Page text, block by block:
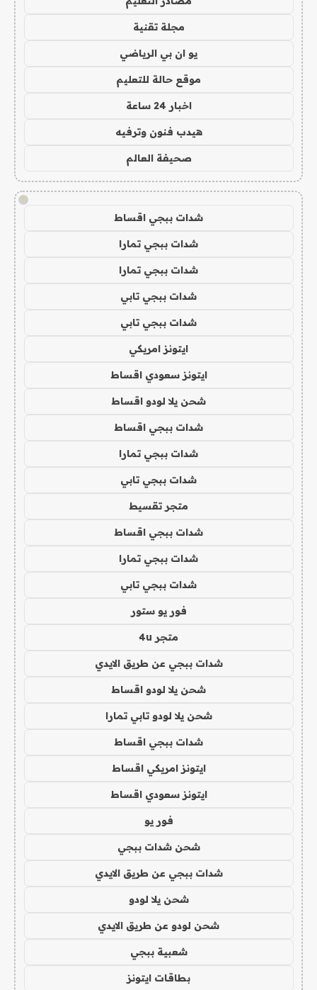
مجلة تقنية
يو ان بي الرياضي
موقع حالة للتعليم
اخبار 24 ساعة
هيدب فنون وترفيه
صحيفة العالم
!
شدات ببجي اقساط
شدات ببجي تمارا
شدات ببجي تمارا
شدات ببجي تابي
شدات ببجي تابي
ايتونز امريكي
ايتونز سعودي اقساط
شحن يلا لودو اقساط
شدات ببجي اقساط
شدات ببجي تمارا
شدات ببجي تابي
متجر تقسيط
شدات ببجي اقساط
شدات ببجي تمارا
شدات ببجي تابي
فور يو ستور
متجر 4u
شدات ببجي عن طريق الايدي
شحن يلا لودو اقساط
شحن يلا لودو تابي تمارا
شدات ببجي اقساط
ايتونز امريكي اقساط
ايتونز سعودي اقساط
فور يو
شحن شدات ببجي
شدات ببجي عن طريق الايدي
شحن يلا لودو
شحن لودو عن طريق الايدي
شعبية ببجي
بطاقات ايتونز